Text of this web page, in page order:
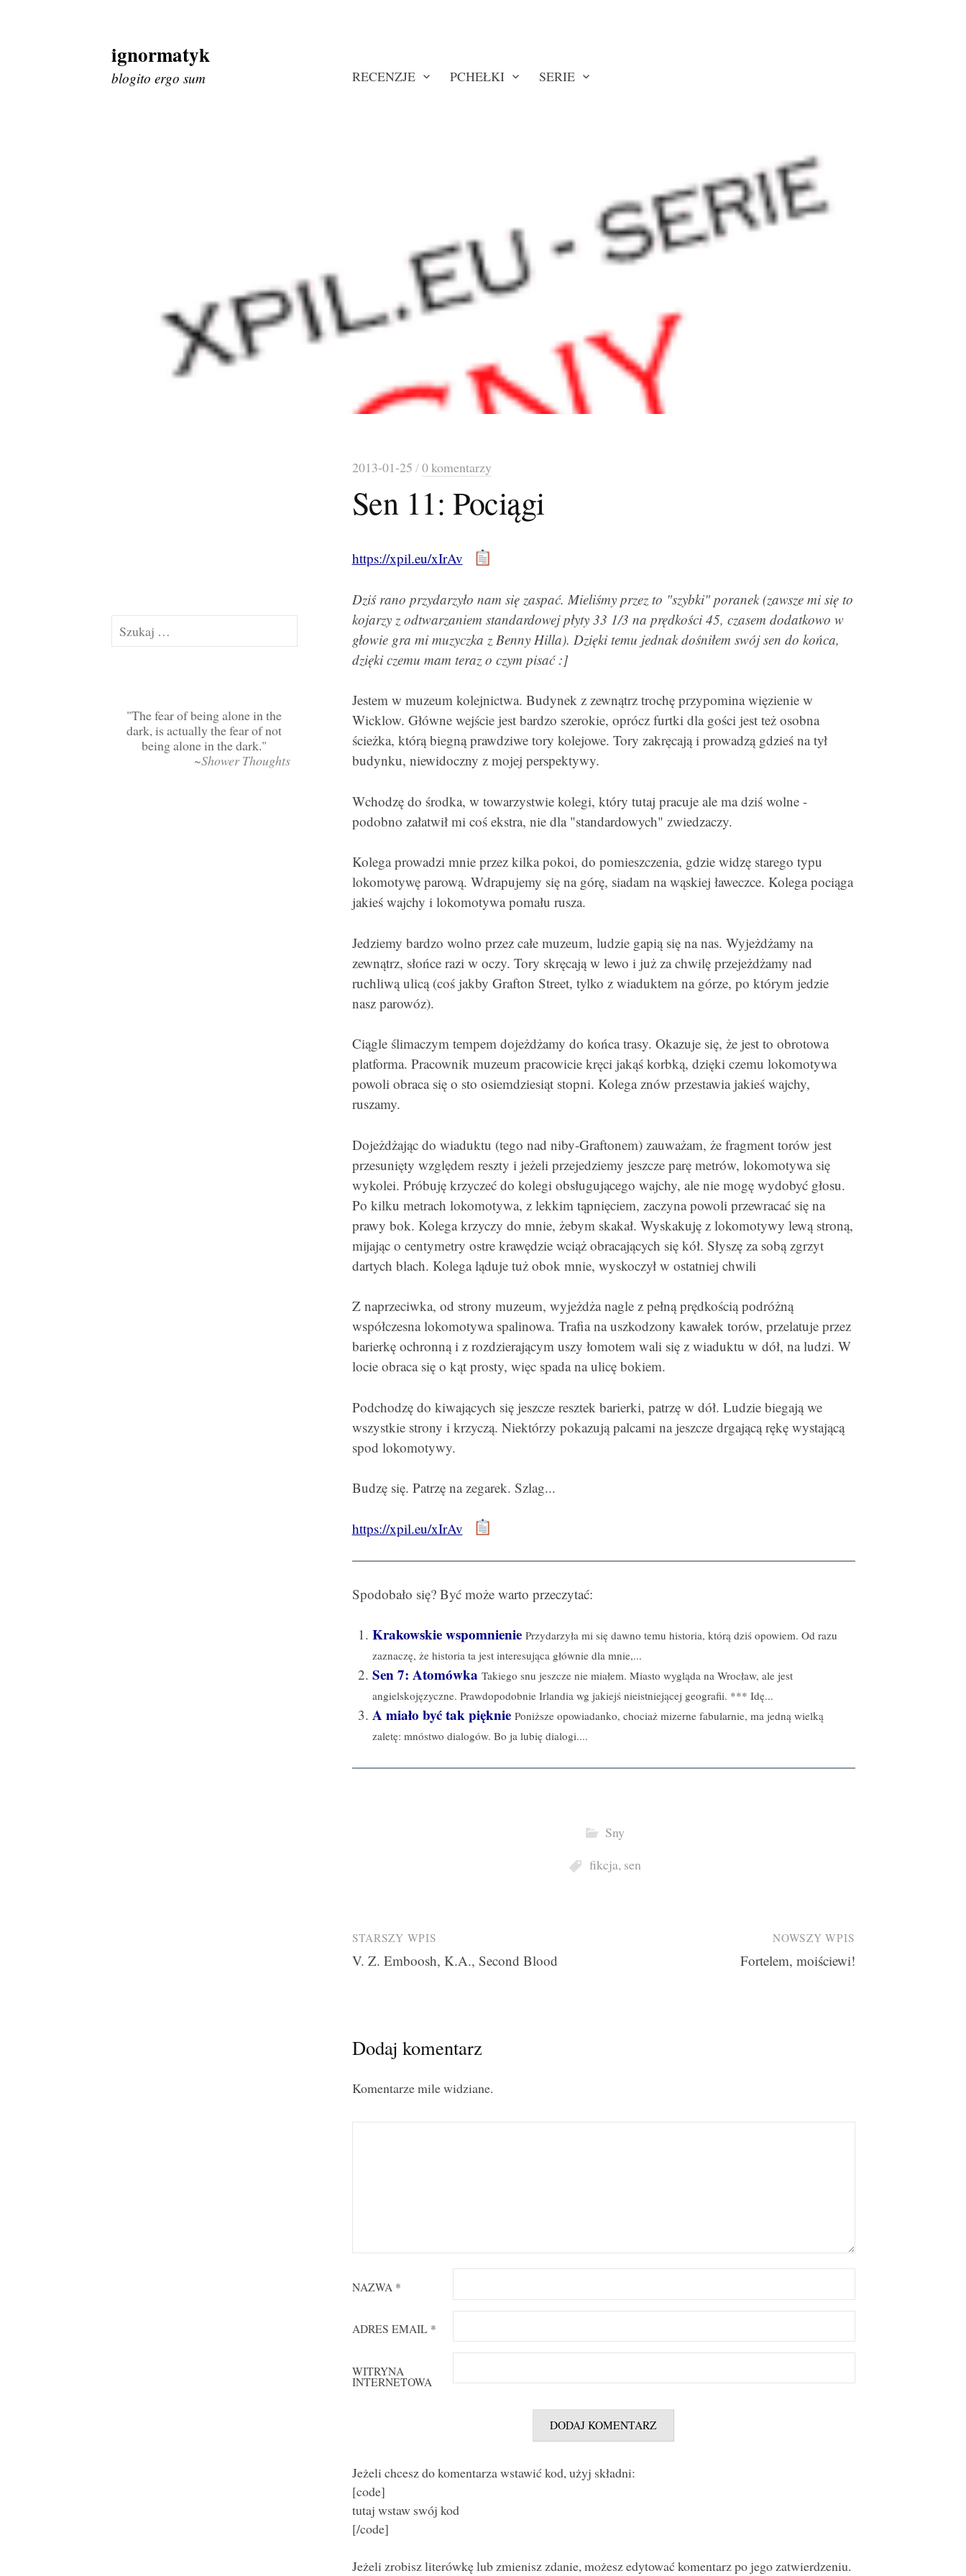
Skip
to
content
ignormatyk
blogito ergo sum RECENZJE PCHEŁKI SERIE
2013-01-25 /0 komentarzy
Sen 11: Pociągi
https://xpil.eu/xIrAv
Dziś rano przydarzyło nam się zaspać. Mieliśmy przez to "szybki" poranek (zawsze mi się to
kojarzy z odtwarzaniem standardowej płyty 33 1/3 na prędkości 45, czasem dodatkowo w
głowie gra mi muzyczka z Benny Hilla). Dzięki temu jednak dośniłem swój sen do końca,
dzięki czemu mam teraz o czym pisać :]
Jestem w muzeum kolejnictwa. Budynek z zewnątrz trochę przypomina więzienie w
Wicklow. Główne wejście jest bardzo szerokie, oprócz furtki dla gości jest też osobna
ścieżka, którą biegną prawdziwe tory kolejowe. Tory zakręcają i prowadzą gdzieś na tył
budynku, niewidoczny z mojej perspektywy.
Wchodzę do środka, w towarzystwie kolegi, który tutaj pracuje ale ma dziś wolne -
podobno załatwił mi coś ekstra, nie dla "standardowych" zwiedzaczy.
Kolega prowadzi mnie przez kilka pokoi, do pomieszczenia, gdzie widzę starego typu
lokomotywę parową. Wdrapujemy się na górę, siadam na wąskiej ławeczce. Kolega pociąga
jakieś wajchy i lokomotywa pomału rusza.
Jedziemy bardzo wolno przez całe muzeum, ludzie gapią się na nas. Wyjeżdżamy na
zewnątrz, słońce razi w oczy. Tory skręcają w lewo i już za chwilę przejeżdżamy nad
ruchliwą ulicą (coś jakby Grafton Street, tylko z wiaduktem na górze, po którym jedzie
nasz parowóz).
Ciągle ślimaczym tempem dojeżdżamy do końca trasy. Okazuje się, że jest to obrotowa
platforma. Pracownik muzeum pracowicie kręci jakąś korbką, dzięki czemu lokomotywa
powoli obraca się o sto osiemdziesiąt stopni. Kolega znów przestawia jakieś wajchy,
ruszamy.
Dojeżdżając do wiaduktu (tego nad niby-Graftonem) zauważam, że fragment torów jest
przesunięty względem reszty i jeżeli przejedziemy jeszcze parę metrów, lokomotywa się
wykolei. Próbuję krzyczeć do kolegi obsługującego wajchy, ale nie mogę wydobyć głosu.
Po kilku metrach lokomotywa, z lekkim tąpnięciem, zaczyna powoli przewracać się na
prawy bok. Kolega krzyczy do mnie, żebym skakał. Wyskakuję z lokomotywy lewą stroną,
mijając o centymetry ostre krawędzie wciąż obracających się kół. Słyszę za sobą zgrzyt
dartych blach. Kolega ląduje tuż obok mnie, wyskoczył w ostatniej chwili
Z naprzeciwka, od strony muzeum, wyjeżdża nagle z pełną prędkością podróżną
współczesna lokomotywa spalinowa. Trafia na uszkodzony kawałek torów, przelatuje przez
barierkę ochronną i z rozdzierającym uszy łomotem wali się z wiaduktu w dół, na ludzi. W
locie obraca się o kąt prosty, więc spada na ulicę bokiem.
Podchodzę do kiwających się jeszcze resztek barierki, patrzę w dół. Ludzie biegają we
wszystkie strony i krzyczą. Niektórzy pokazują palcami na jeszcze drgającą rękę wystającą
spod lokomotywy.
Budzę się. Patrzę na zegarek. Szlag...
https://xpil.eu/xIrAv
Spodobało się? Być może warto przeczytać:
Krakowskie wspomnienie Przydarzyła mi się dawno temu historia, którą dziś opowiem. Od razu
zaznaczę, że historia ta jest interesująca głównie dla mnie,...
Sen 7: Atomówka Takiego snu jeszcze nie miałem. Miasto wygląda na Wrocław, ale jest
angielskojęzyczne. Prawdopodobnie Irlandia wg jakiejś nieistniejącej geografii. *** Idę...
A miało być tak pięknie Poniższe opowiadanko, chociaż mizerne fabularnie, ma jedną wielką
zaletę: mnóstwo dialogów. Bo ja lubię dialogi....
Sny
fikcja, sen
Post
navigation
STARSZY WPIS
V. Z. Emboosh, K.A., Second Blood
NOWSZY WPIS
Fortelem, moiściewi!
Dodaj komentarz
Komentarze mile widziane.
NAZWA *
ADRES EMAIL *
WITRYNA
INTERNETOWA
Jeżeli chcesz do komentarza wstawić kod, użyj składni:
[code]
tutaj wstaw swój kod
[/code]
Jeżeli zrobisz literówkę lub zmienisz zdanie, możesz edytować komentarz po jego zatwierdzeniu.
Szukaj:
The fear of being alone in the
dark, is actually the fear of not
being alone in the dark.
~Shower Thoughts